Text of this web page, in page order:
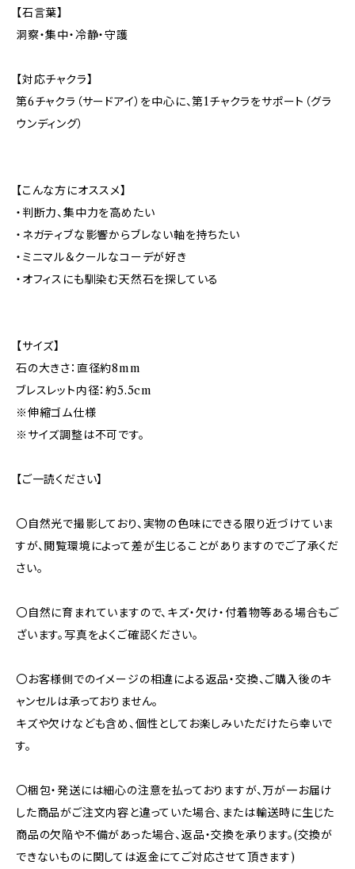
【石言葉】
洞察・集中・冷静・守護
【対応チャクラ】
第6チャクラ（サードアイ）を中心に、第1チャクラをサポート（グラ
ウンディング）
【こんな方にオススメ】
・判断力、集中力を高めたい
・ネガティブな影響からブレない軸を持ちたい
・ミニマル＆クールなコーデが好き
・オフィスにも馴染む天然石を探している
【サイズ】
石の大きさ：直径約8mm
ブレスレット内径：約5.5cm
※伸縮ゴム仕様
※サイズ調整は不可です。
【ご一読ください】
〇自然光で撮影しており、実物の色味にできる限り近づけていま
すが、閲覧環境によって差が生じることがありますのでご了承くだ
さい。
〇自然に育まれていますので、キズ・欠け・付着物等ある場合もご
ざいます。写真をよくご確認ください。
〇お客様側でのイメージの相違による返品・交換、ご購入後のキ
ャンセルは承っておりません。
キズや欠けなども含め、個性としてお楽しみいただけたら幸いで
す。
〇梱包・発送には細心の注意を払っておりますが、万が一お届け
した商品がご注文内容と違っていた場合、または輸送時に生じた
商品の欠陥や不備があった場合、返品・交換を承ります。(交換が
できないものに関しては返金にてご対応させて頂きます)